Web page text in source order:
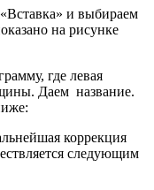
и выбираем
на рисунке
где левая
Даем название.
коррекция
следующим